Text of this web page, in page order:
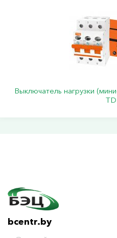
Выключатель нагрузки
bcentr.by